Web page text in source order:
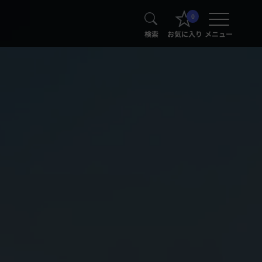
検索
0
お気に入り メニュー